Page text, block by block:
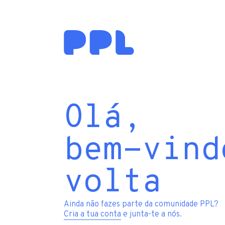
Olá,
bem-
volta
Ainda não fazes parte da comunidade PPL?
Cria a tua conta e junta-te a nós.